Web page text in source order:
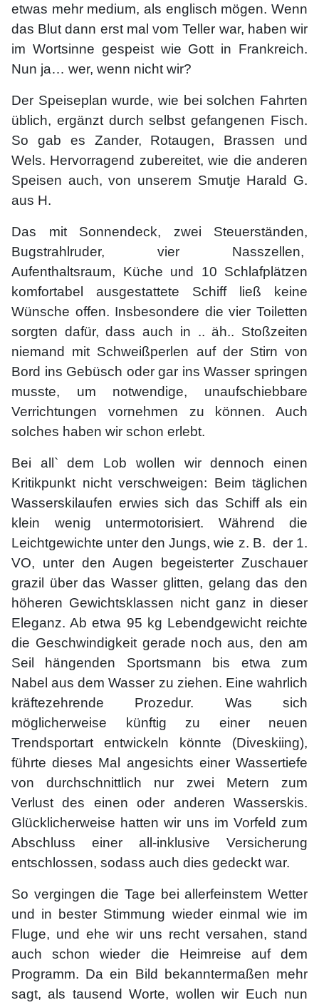
etwas mehr medium, als englisch mögen. Wenn
das Blut dann erst mal vom Teller war, haben wir
im Wortsinne gespeist wie Gott in Frankreich.
Nun ja… wer, wenn nicht wir?
Der Speiseplan wurde, wie bei solchen Fahrten
üblich, ergänzt durch selbst gefangenen Fisch.
So gab es Zander, Rotaugen, Brassen und
Wels. Hervorragend zubereitet, wie die anderen
Speisen auch, von unserem Smutje Harald G.
aus H.
Das mit Sonnendeck, zwei Steuerständen,
Bugstrahlruder, vier Nasszellen,
Aufenthaltsraum, Küche und 10 Schlafplätzen
komfortabel ausgestattete Schiff ließ keine
Wünsche offen. Insbesondere die vier Toiletten
sorgten dafür, dass auch in .. äh.. Stoßzeiten
niemand mit Schweißperlen auf der Stirn von
Bord ins Gebüsch oder gar ins Wasser springen
musste, um notwendige, unaufschiebbare
Verrichtungen vornehmen zu können. Auch
solches haben wir schon erlebt.
Bei all` dem Lob wollen wir dennoch einen
Kritikpunkt nicht verschweigen: Beim täglichen
Wasserskilaufen erwies sich das Schiff als ein
klein wenig untermotorisiert. Während die
Leichtgewichte unter den Jungs, wie z. B. der 1.
VO, unter den Augen begeisterter Zuschauer
grazil über das Wasser glitten, gelang das den
höheren Gewichtsklassen nicht ganz in dieser
Eleganz. Ab etwa 95 kg Lebendgewicht reichte
die Geschwindigkeit gerade noch aus, den am
Seil hängenden Sportsmann bis etwa zum
Nabel aus dem Wasser zu ziehen. Eine wahrlich
kräftezehrende Prozedur. Was sich
möglicherweise künftig zu einer neuen
Trendsportart entwickeln könnte (Diveskiing),
führte dieses Mal angesichts einer Wassertiefe
von durchschnittlich nur zwei Metern zum
Verlust des einen oder anderen Wasserskis.
Glücklicherweise hatten wir uns im Vorfeld zum
Abschluss einer all-inklusive Versicherung
entschlossen, sodass auch dies gedeckt war.
So vergingen die Tage bei allerfeinstem Wetter
und in bester Stimmung wieder einmal wie im
Fluge, und ehe wir uns recht versahen, stand
auch schon wieder die Heimreise auf dem
Programm. Da ein Bild bekanntermaßen mehr
sagt, als tausend Worte, wollen wir Euch nun